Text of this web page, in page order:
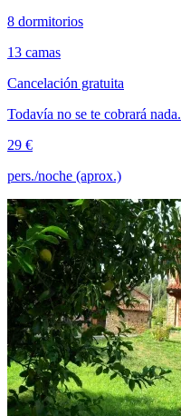
8 dormitorios
13 camas
Cancelación gratuita
Todavía no se te cobrará nada.
29 €
pers./noche (aprox.)